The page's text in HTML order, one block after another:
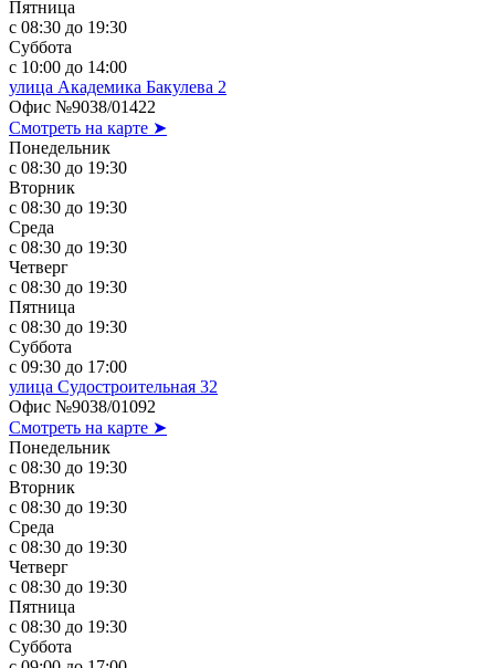
Пятница
с 08:30 до 19:30
Суббота
с 10:00 до 14:00
улица Академика Бакулева 2
Офис №9038/01422
Смотреть на карте ➤
Понедельник
с 08:30 до 19:30
Вторник
с 08:30 до 19:30
Среда
с 08:30 до 19:30
Четверг
с 08:30 до 19:30
Пятница
с 08:30 до 19:30
Суббота
с 09:30 до 17:00
улица Судостроительная 32
Офис №9038/01092
Смотреть на карте ➤
Понедельник
с 08:30 до 19:30
Вторник
с 08:30 до 19:30
Среда
с 08:30 до 19:30
Четверг
с 08:30 до 19:30
Пятница
с 08:30 до 19:30
Суббота